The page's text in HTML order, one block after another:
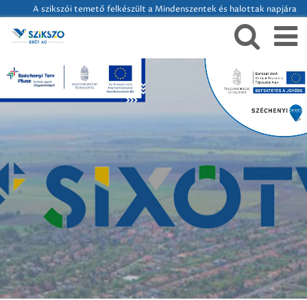
A szikszói temető felkészült a Mindenszentek és halottak napjára